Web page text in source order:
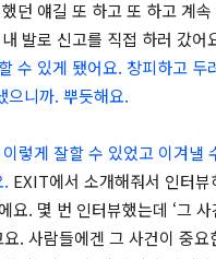
던 얘길 또 하고 또 하고 계
발로 신고를 직접 하러 갔어
수 있게 됐어요. 창피하고 두
으니까. 뿌듯해요.
렇게 잘할 수 있었고 이겨낼
. EXIT에서 소개해줘서 인터
요. 몇 번 인터뷰했는데 ‘그
. 사람들에겐 그 사건이 중요